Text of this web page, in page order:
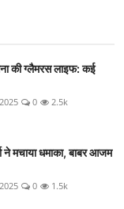
की ग्लैमरस लाइफ: कई
0 2.5k
ने मचाया धमाका, बाबर आजम
0 1.5k